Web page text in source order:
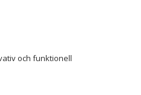
och funktionell